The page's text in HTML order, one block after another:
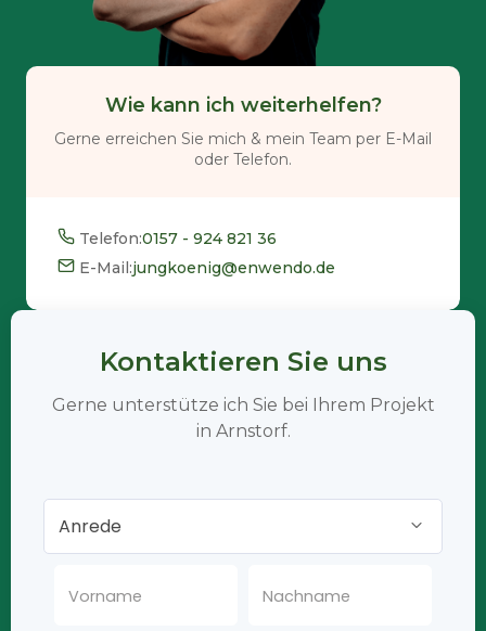
Wie kann ich weiterhelfen?
Gerne erreichen Sie mich & mein Team per E-Mail
oder Telefon.
Telefon:0157 - 924 821 36
E-Mail:jungkoenig@enwendo.de
Kontaktieren Sie uns
Gerne unterstütze ich Sie bei Ihrem Projekt
in Arnstorf.